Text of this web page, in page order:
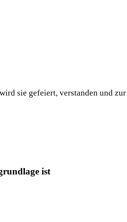
sie gefeiert, verstanden und
ist